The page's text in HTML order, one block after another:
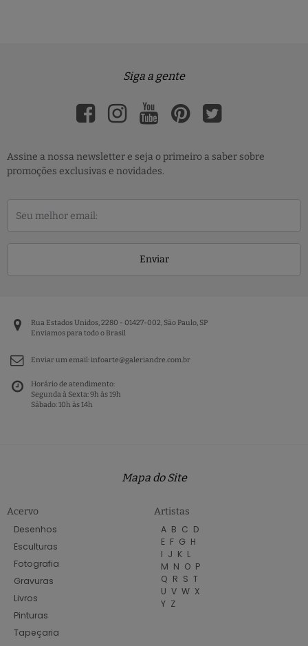
Siga a gente
Assine a nossa newsletter e seja o primeiro a saber sobre
promoções exclusivas e novidades.
Enviar
Rua Estados Unidos, 2280 - 01427-002, São Paulo, SP
Enviamos para todo o Brasil
Enviar um email:infoarte@galeriandre.com.br
Horário de atendimento:
Segunda à Sexta: 9h às 19h
Sábado: 10h às 14h
Mapa do Site
Acervo
Desenhos
Esculturas
Fotografia
Gravuras
Livros
Pinturas
Tapeçaria
Artistas
A B C D
E F G H
I J K L
M N O P
Q R S T
U V W X
Y Z